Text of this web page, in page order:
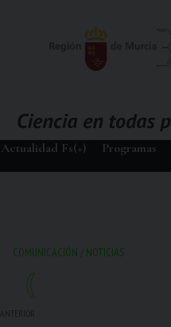
Actualidad Fs(+) Programas
COMUNICACIÓN / NOTICIAS